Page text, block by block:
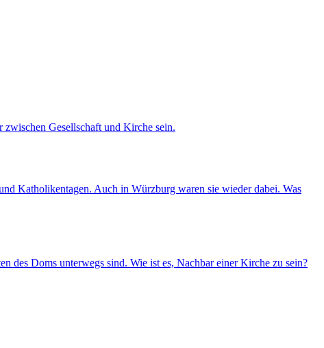
Gesellschaft und Kirche sein.
Katholikentagen. Auch in Würzburg waren sie wieder dabei. Was
des Doms unterwegs sind. Wie ist es, Nachbar einer Kirche zu sein?